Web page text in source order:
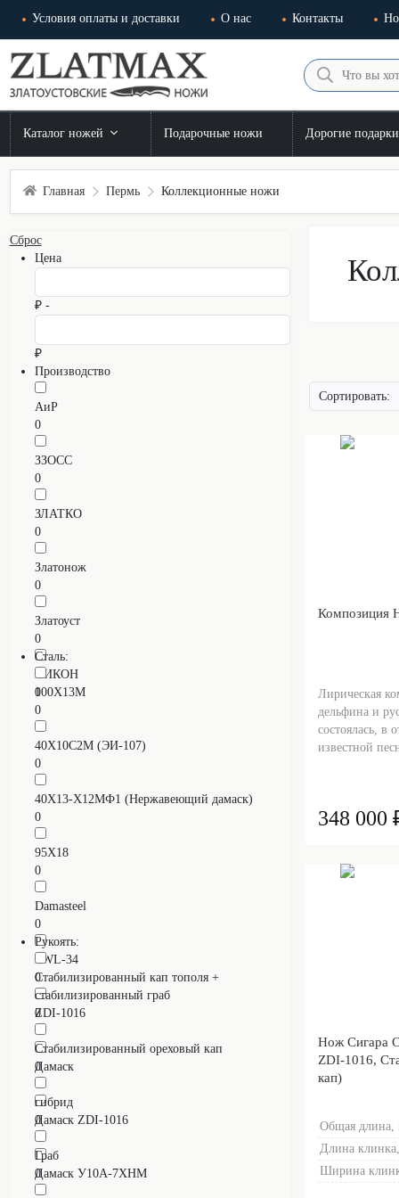
Условия оплаты и доставки О нас Контакты
Каталог ножей Подарочные ножи Дорогие подарки
Главная Пермь Коллекционные ножи
Сброс
Цена
₽ -
₽
Производство
АиР
0
ЗЗОСС
0
ЗЛАТКО
0
Златонож
0
Златоуст
0
НИКОН
0
Сталь:
100Х13М
0
40Х10С2М (ЭИ-107)
0
40Х13-Х12МФ1 (Нержавеющий дамаск)
0
95Х18
0
Damasteel
0
RWL-34
0
ZDI-1016
0
Дамаск
0
Дамаск ZDI-1016
0
Дамаск У10А-7ХНМ
0
Рукоять:
Cтабилизированный кап тополя +
стабилизированный граб
0
Cтабилизированный ореховый кап
0
гибрид
0
Граб
0
Сортировать:
Композиция
Лирическая
дельфина и
состоялась, в
известной
348 000
Нож Сигара
ZDI-1016,
кап)
Общая длина,
Длина
Ширина